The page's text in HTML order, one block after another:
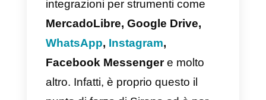
Quindi, se stai cercando uno
strumento che offra
Twitter, Telegram o Facebook
come canali, fai attenzione,